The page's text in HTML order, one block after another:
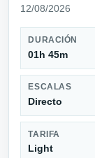
12/08/2026
DURACIÓN
01h 45m
ESCALAS
Directo
TARIFA
Light